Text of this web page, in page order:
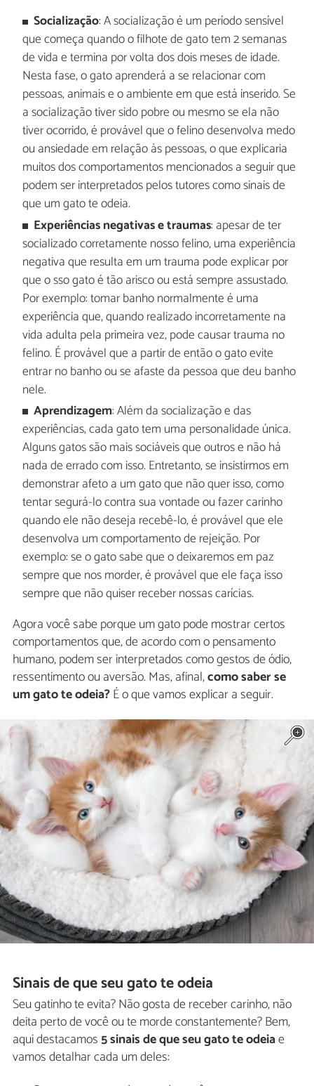
Socialização: A socialização é um período sensível
que começa quando o filhote de gato tem 2 semanas
de vida e termina por volta dos dois meses de idade.
Nesta fase, o gato aprenderá a se relacionar com
pessoas, animais e o ambiente em que está inserido. Se
a socialização tiver sido pobre ou mesmo se ela não
tiver ocorrido, é provável que o felino desenvolva medo
ou ansiedade em relação às pessoas, o que explicaria
muitos dos comportamentos mencionados a seguir que
podem ser interpretados pelos tutores como sinais de
que um gato te odeia.
Experiências negativas e traumas: apesar de ter
socializado corretamente nosso felino, uma experiência
negativa que resulta em um trauma pode explicar por
que o sso gato é tão arisco ou está sempre assustado.
Por exemplo: tomar banho normalmente é uma
experiência que, quando realizado incorretamente na
vida adulta pela primeira vez, pode causar trauma no
felino. É provável que a partir de então o gato evite
entrar no banho ou se afaste da pessoa que deu banho
nele.
Aprendizagem: Além da socialização e das
experiências, cada gato tem uma personalidade única.
Alguns gatos são mais sociáveis que outros e não há
nada de errado com isso. Entretanto, se insistirmos em
demonstrar afeto a um gato que não quer isso, como
tentar segurá-lo contra sua vontade ou fazer carinho
quando ele não deseja recebê-lo, é provável que ele
desenvolva um comportamento de rejeição. Por
exemplo: se o gato sabe que o deixaremos em paz
sempre que nos morder, é provável que ele faça isso
sempre que não quiser receber nossas carícias.
Agora você sabe porque um gato pode mostrar certos
comportamentos que, de acordo com o pensamento
humano, podem ser interpretados como gestos de ódio,
ressentimento ou aversão. Mas, afinal,como saber se
um gato te odeia?É o que vamos explicar a seguir.
Sinais de que seu gato te odeia
Seu gatinho te evita? Não gosta de receber carinho, não
deita perto de você ou te morde constantemente? Bem,
aqui destacamos5 sinais de que seu gato te odeiae
vamos detalhar cada um deles: